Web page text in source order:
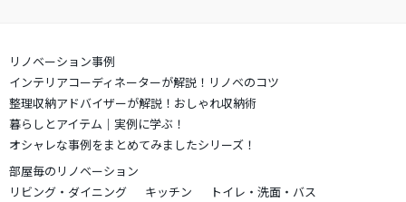
リノベーション事例
インテリアコーディネーターが解説！リノベのコツ
整理収納アドバイザーが解説！おしゃれ収納術
暮らしとアイテム｜実例に学ぶ！
オシャレな事例をまとめてみましたシリーズ！
部屋毎のリノベーション
リビング・ダイニング
キッチン
トイレ・洗面・バス